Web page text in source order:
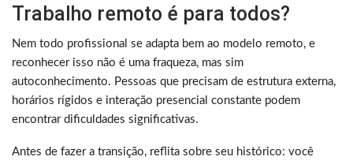
Trabalho remoto é para todos?
Nem todo profissional se adapta bem ao modelo remoto, e
reconhecer isso não é uma fraqueza, mas sim
autoconhecimento. Pessoas que precisam de estrutura externa,
horários rígidos e interação presencial constante podem
encontrar dificuldades significativas.
Antes de fazer a transição, reflita sobre seu histórico: você